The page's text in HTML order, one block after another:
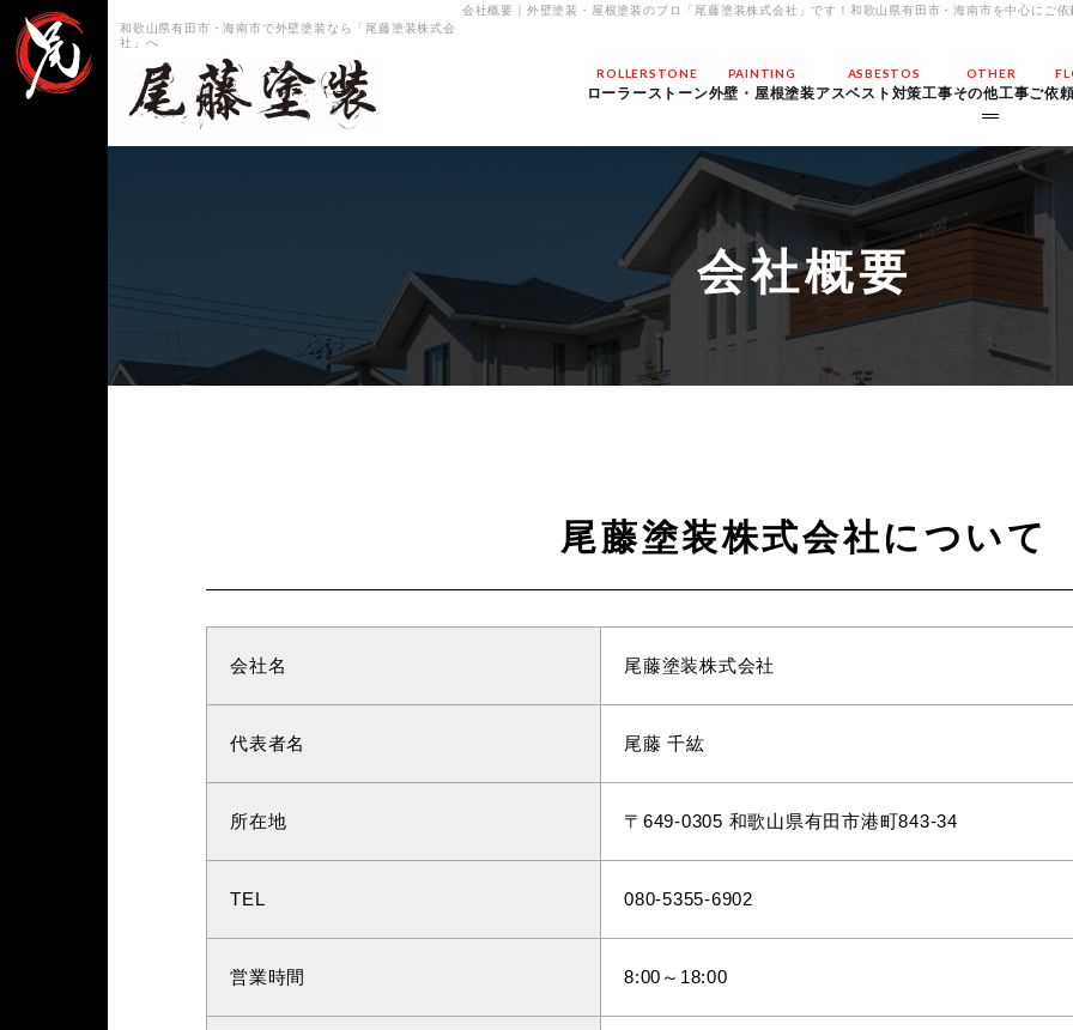
会社概要 ｜外壁塗装・屋根塗装のプロ「尾藤塗装株式会社」です！和歌山県有田市・海南市を中心にご
和歌山県有田市・海南市で外壁塗装なら「尾藤塗装株式会
社」へ
ROLLERSTONE
ローラーストーン
PAINTING
外壁・屋根塗装
ASBESTOS
アスベスト対策工事
OTHER
その他工事
各種防水工事
ダイオキシン類対策
内装解体工事
ご依
会社概要
尾藤塗装株式会社について
会社名 尾藤塗装株式会社
代表者名 尾藤 千紘
所在地 〒649-0305 和歌山県有田市港町843-34
TEL 080-5355-6902
営業時間 8:00～18:00